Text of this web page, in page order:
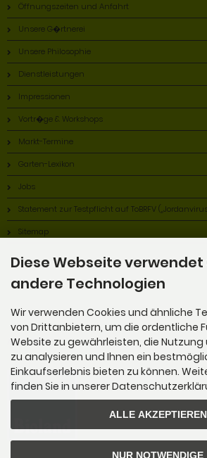
Öffnungszeiten und Anfahrt
Unsere G�rtnerei
Unsere Philosophie
Dienstleistungen
Impressionen
Vortr�ge & Workshops
Markt-Termine
Garten-Lexikon
Jobs
Statement zur Testpflicht auf ToBRFV
Sitemap
Alles Bio!
Diese Webseite verwendet
andere Technologien
Wir verwenden Cookies und ähnliche
von Drittanbietern, um die ordentliche
Website zu gewährleisten, die
zu analysieren und Ihnen ein
Einkaufserlebnis bieten zu können.
finden Sie in unserer
ALLE AKZEPTIEREN
NUR NOTWENDIGE